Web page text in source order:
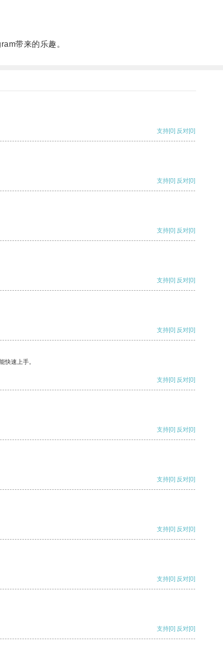
带来的乐趣。
支持[0] 反对[0]
支持[0] 反对[0]
支持[0] 反对[0]
支持[0] 反对[0]
支持[0] 反对[0]
快速上手。
支持[0] 反对[0]
支持[0] 反对[0]
支持[0] 反对[0]
支持[0] 反对[0]
支持[0] 反对[0]
支持[0] 反对[0]